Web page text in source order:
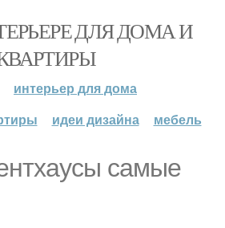
ДЛЯ ДОМА И
интерьер для дома
идеи дизайна мебель
самые